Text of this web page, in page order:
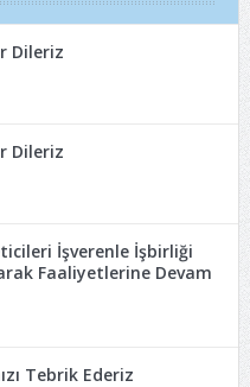
Dileriz
Dileriz
İşverenle İşbirliği
Faaliyetlerine Devam
Tebrik Ederiz